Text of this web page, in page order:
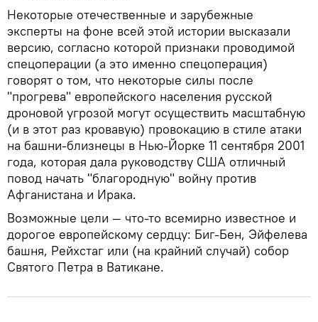
Некоторые отечественные и зарубежные
эксперты на фоне всей этой истории высказали
версию, согласно которой признаки проводимой
спецоперации (а это именно спецоперация)
говорят о том, что некоторые силы после
"прогрева" европейского населения русской
дроновой угрозой могут осуществить масштабную
(и в этот раз кровавую) провокацию в стиле атаки
на башни-близнецы в Нью-Йорке 11 сентября 2001
года, которая дала руководству США отличный
повод начать "благородную" войну против
Афганистана и Ирака.
Возможные цели — что-то всемирно известное и
дорогое европейскому сердцу: Биг-Бен, Эйфелева
башня, Рейхстаг или (на крайний случай) собор
Святого Петра в Ватикане.